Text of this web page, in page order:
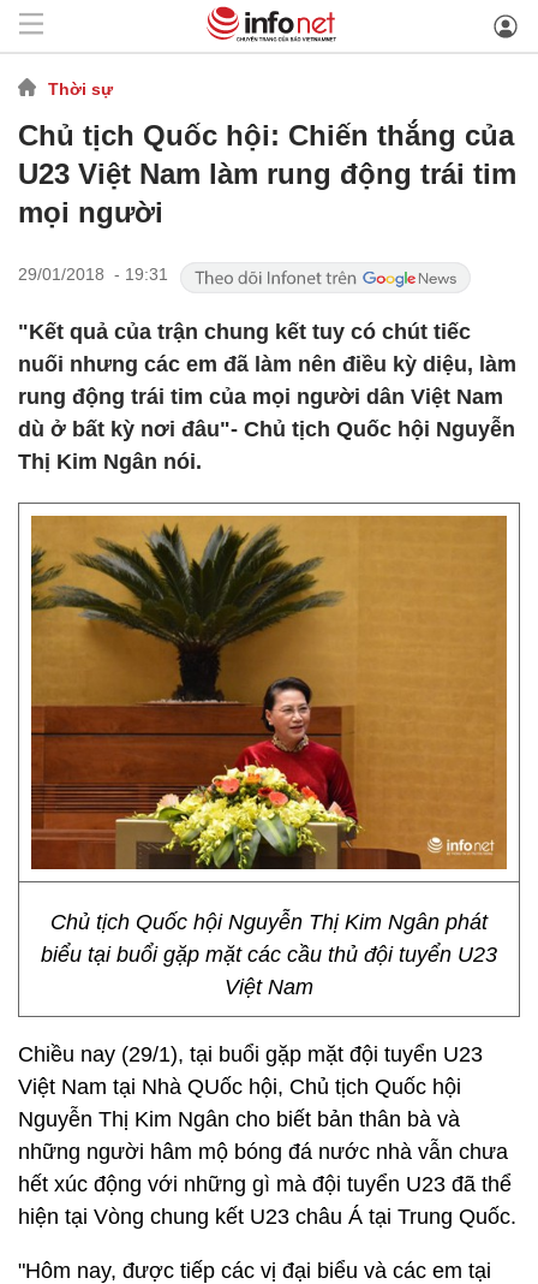
Thời sự
Chủ tịch Quốc hội: Chiến thắng của
U23 Việt Nam làm rung động trái tim
mọi người
29/01/2018 - 19:31
"Kết quả của trận chung kết tuy có chút tiếc
nuối nhưng các em đã làm nên điều kỳ diệu, làm
rung động trái tim của mọi người dân Việt Nam
dù ở bất kỳ nơi đâu"- Chủ tịch Quốc hội Nguyễn
Thị Kim Ngân nói.
Chủ tịch Quốc hội Nguyễn Thị Kim Ngân phát
biểu tại buổi gặp mặt các cầu thủ đội tuyển U23
Việt Nam
Chiều nay (29/1), tại buổi gặp mặt đội tuyển U23
Việt Nam tại Nhà QUốc hội, Chủ tịch Quốc hội
Nguyễn Thị Kim Ngân cho biết bản thân bà và
những người hâm mộ bóng đá nước nhà vẫn chưa
hết xúc động với những gì mà đội tuyển U23 đã thể
hiện tại Vòng chung kết U23 châu Á tại Trung Quốc.
"Hôm nay, được tiếp các vị đại biểu và các em tại